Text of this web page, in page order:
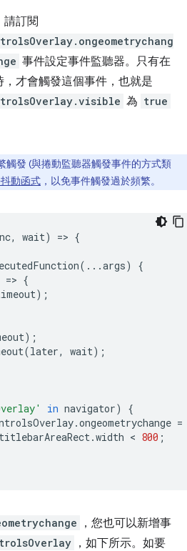
請訂閱
事件設定事件監聽器。只有在
才會觸發這個事件，也就是
為 true
觸發 (與捲動監聽器觸發事件的方式類
動函式 ，以免事件觸發過於頻繁。
, wait) => {
(...args)
{
=> {
);
);
(later, wait);
in navigator)
{
.ongeometrychange =
titlebarAreaRect .width < 800 ;
，您也可以新增事
，如下所示。如要